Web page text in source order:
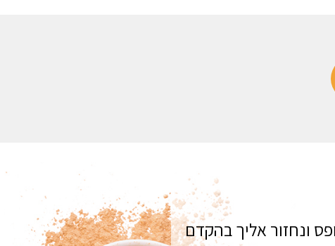
ונחזור אליך בהקדם